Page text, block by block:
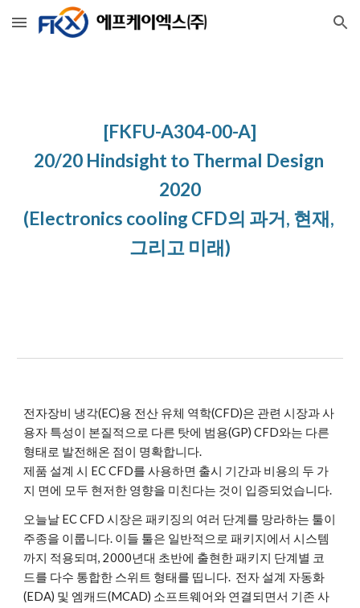
Skip to main content Skip to navigation
[FKFU-A304-00-A]
20/20 Hindsight to Thermal Design
2020
(Electronics cooling CFD의 과거, 현재,
그리고 미래)
전자장비 냉각(EC)용 전산 유체 역학(CFD)은 관련 시장과 사
용자 특성이 본질적으로 다른 탓에 범용(GP) CFD와는 다른
형태로 발전해온 점이 명확합니다.
제품 설계 시 EC CFD를 사용하면 출시 기간과 비용의 두 가
지 면에 모두 현저한 영향을 미친다는 것이 입증되었습니다.
오늘날 EC CFD 시장은 패키징의 여러 단계를 망라하는 툴이
주종을 이룹니다. 이들 툴은 일반적으로 패키지에서 시스템
까지 적용되며, 2000년대 초반에 출현한 패키지 단계별 코
드를 다수 통합한 스위트 형태를 띱니다. 전자 설계 자동화
(EDA) 및 엠캐드(MCAD) 소프트웨어와 연결되면서 기존 사